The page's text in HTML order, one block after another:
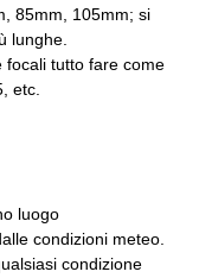
85mm, 105mm; si
lunghe.
focali tutto fare come
etc.
luogo
condizioni meteo.
condizione